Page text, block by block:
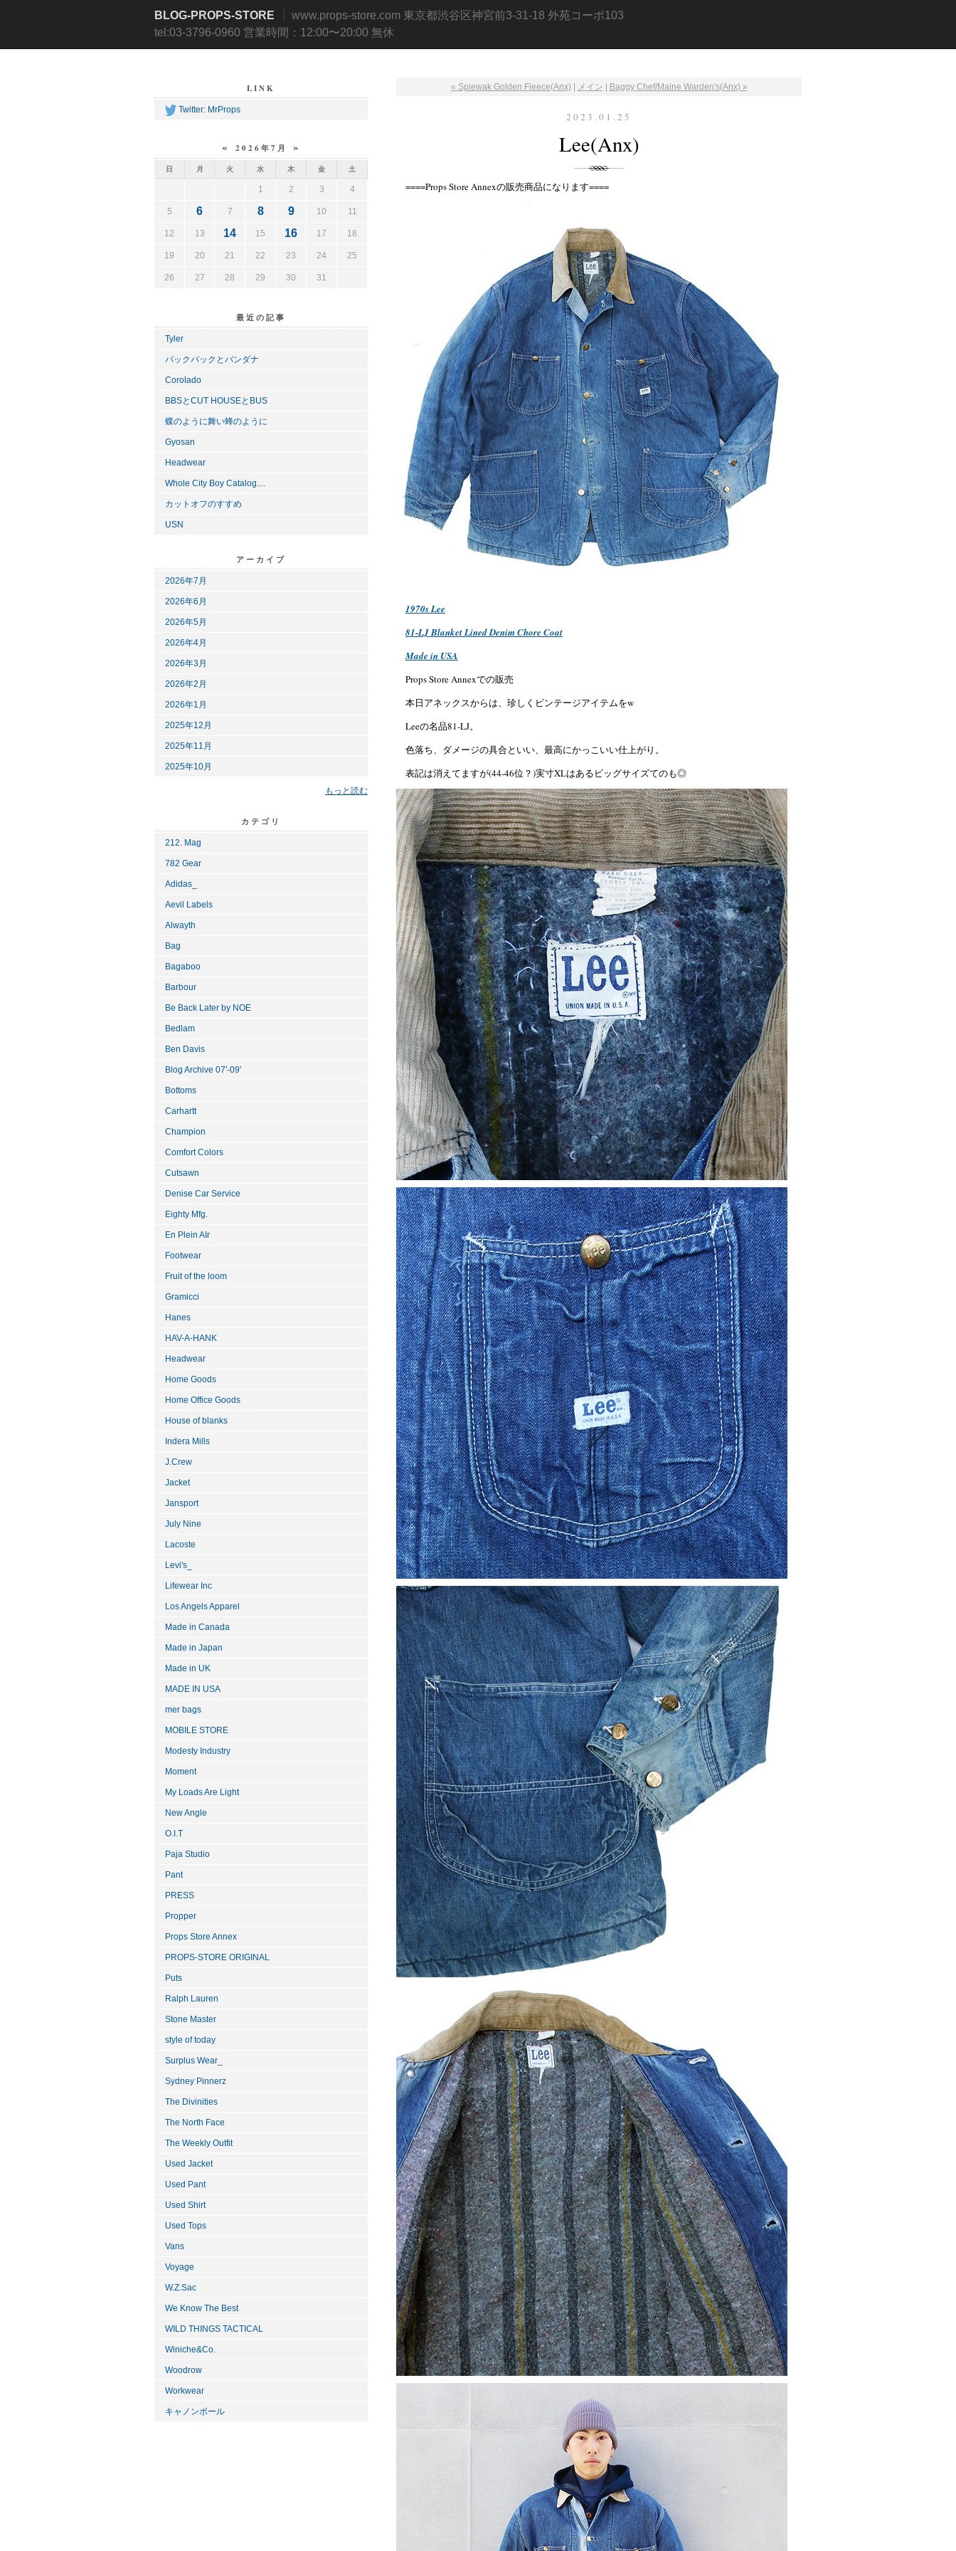
BLOG-PROPS-STORE
www.props-store.com 東京都渋谷区神宮前3-31-18 外苑コーポ103
tel:03-3796-0960 営業時間：12:00〜20:00 無休
LINK
Twitter: MrProps
« 2026年7月 »
日 月 火 水 木 金 土
1 2 3 4
5 6 7 8 9 10 11
12 13 14 15 16 17 18
19 20 21 22 23 24 25
26 27 28 29 30 31
最近の記事
Tyler
バックパックとバンダナ
Corolado
BBSとCUT HOUSEとBUS
蝶のように舞い蜂のように
Gyosan
Headwear
Whole City Boy Catalog....
カットオフのすすめ
USN
アーカイブ
2026年7月
2026年6月
2026年5月
2026年4月
2026年3月
2026年2月
2026年1月
2025年12月
2025年11月
2025年10月
もっと読む
カテゴリ
212. Mag
782 Gear
Adidas_
Aevil Labels
Alwayth
Bag
Bagaboo
Barbour
Be Back Later by NOE
Bedlam
Ben Davis
Blog Archive 07'-09'
Bottoms
Carhartt
Champion
Comfort Colors
Cutsawn
Denise Car Service
Eighty Mfg.
En Plein AIr
Footwear
Fruit of the loom
Gramicci
Hanes
HAV-A-HANK
Headwear
Home Goods
Home Office Goods
House of blanks
Indera Mills
J.Crew
Jacket
Jansport
July Nine
Lacoste
Levi's_
Lifewear Inc
Los Angels Apparel
Made in Canada
Made in Japan
Made in UK
MADE IN USA
mer bags
MOBILE STORE
Modesty Industry
Moment
My Loads Are Light
New Angle
O.I.T
Paja Studio
Pant
PRESS
Propper
Props Store Annex
PROPS-STORE ORIGINAL
Puts
Ralph Lauren
Stone Master
style of today
Surplus Wear_
Sydney Pinnerz
The Divinities
The North Face
The Weekly Outfit
Used Jacket
Used Pant
Used Shirt
Used Tops
Vans
Voyage
W.Z.Sac
We Know The Best
WILD THINGS TACTICAL
Winiche&Co.
Woodrow
Workwear
キャノンボール
« Spiewak Golden Fleece(Anx) メイン Baggy Chef/Maine Warden's(Anx) »
2023.01.25
Lee(Anx)
====Props Store Annexの販売商品になります====
1970s Lee
81-LJ Blanket Lined Denim Chore Coat
Made in USA
Props Store Annexでの販売
本日アネックスからは、珍しくビンテージアイテムをw
Leeの名品81-LJ。
色落ち、ダメージの具合といい、最高にかっこいい仕上がり。
表記は消えてますが(44-46位？)実寸XLはあるビッグサイズてのも◎